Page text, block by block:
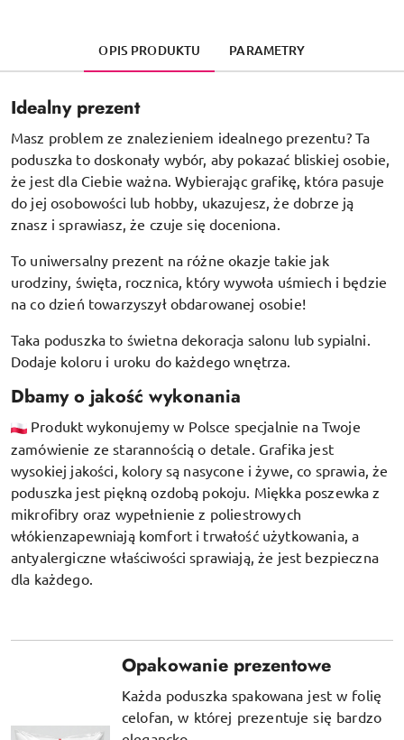
OPIS PRODUKTU PARAMETRY
Idealny prezent
Masz problem ze znalezieniem idealnego prezentu? Ta
poduszka to doskonały wybór, aby pokazać bliskiej osobie,
że jest dla Ciebie ważna. Wybierając grafikę, która pasuje
do jej osobowości lub hobby, ukazujesz, że dobrze ją
znasz i sprawiasz, że czuje się doceniona.
To uniwersalny prezent na różne okazje takie jak
urodziny, święta, rocznica, który wywoła uśmiech i będzie
na co dzień towarzyszył obdarowanej osobie!
Taka poduszka to świetna dekoracja salonu lub sypialni.
Dodaje koloru i uroku do każdego wnętrza.
Dbamy o jakość wykonania
Produkt wykonujemy w Polsce specjalnie na Twoje
zamówienie ze starannością o detale. Grafika jest
wysokiej jakości, kolory są nasycone i żywe, co sprawia, że
poduszka jest piękną ozdobą pokoju. Miękka poszewka z
mikrofibry oraz wypełnienie z poliestrowych
włókienzapewniają komfort i trwałość użytkowania, a
antyalergiczne właściwości sprawiają, że jest bezpieczna
dla każdego.
Opakowanie prezentowe
Każda poduszka spakowana jest w folię
celofan, w której prezentuje się bardzo